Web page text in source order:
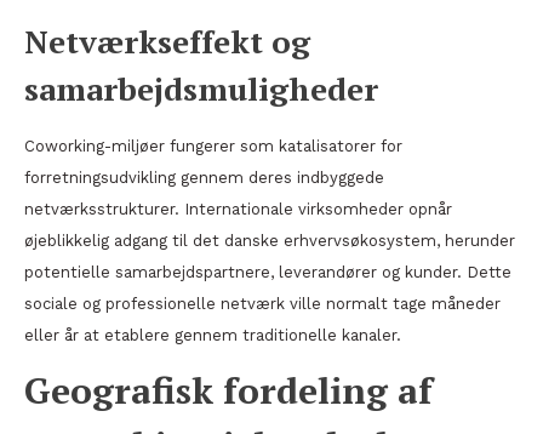
Netværkseffekt og
samarbejdsmuligheder
Coworking-miljøer fungerer som katalisatorer for
forretningsudvikling gennem deres indbyggede
netværksstrukturer. Internationale virksomheder opnår
øjeblikkelig adgang til det danske erhvervsøkosystem, herunder
potentielle samarbejdspartnere, leverandører og kunder. Dette
sociale og professionelle netværk ville normalt tage måneder
eller år at etablere gennem traditionelle kanaler.
Geografisk fordeling af